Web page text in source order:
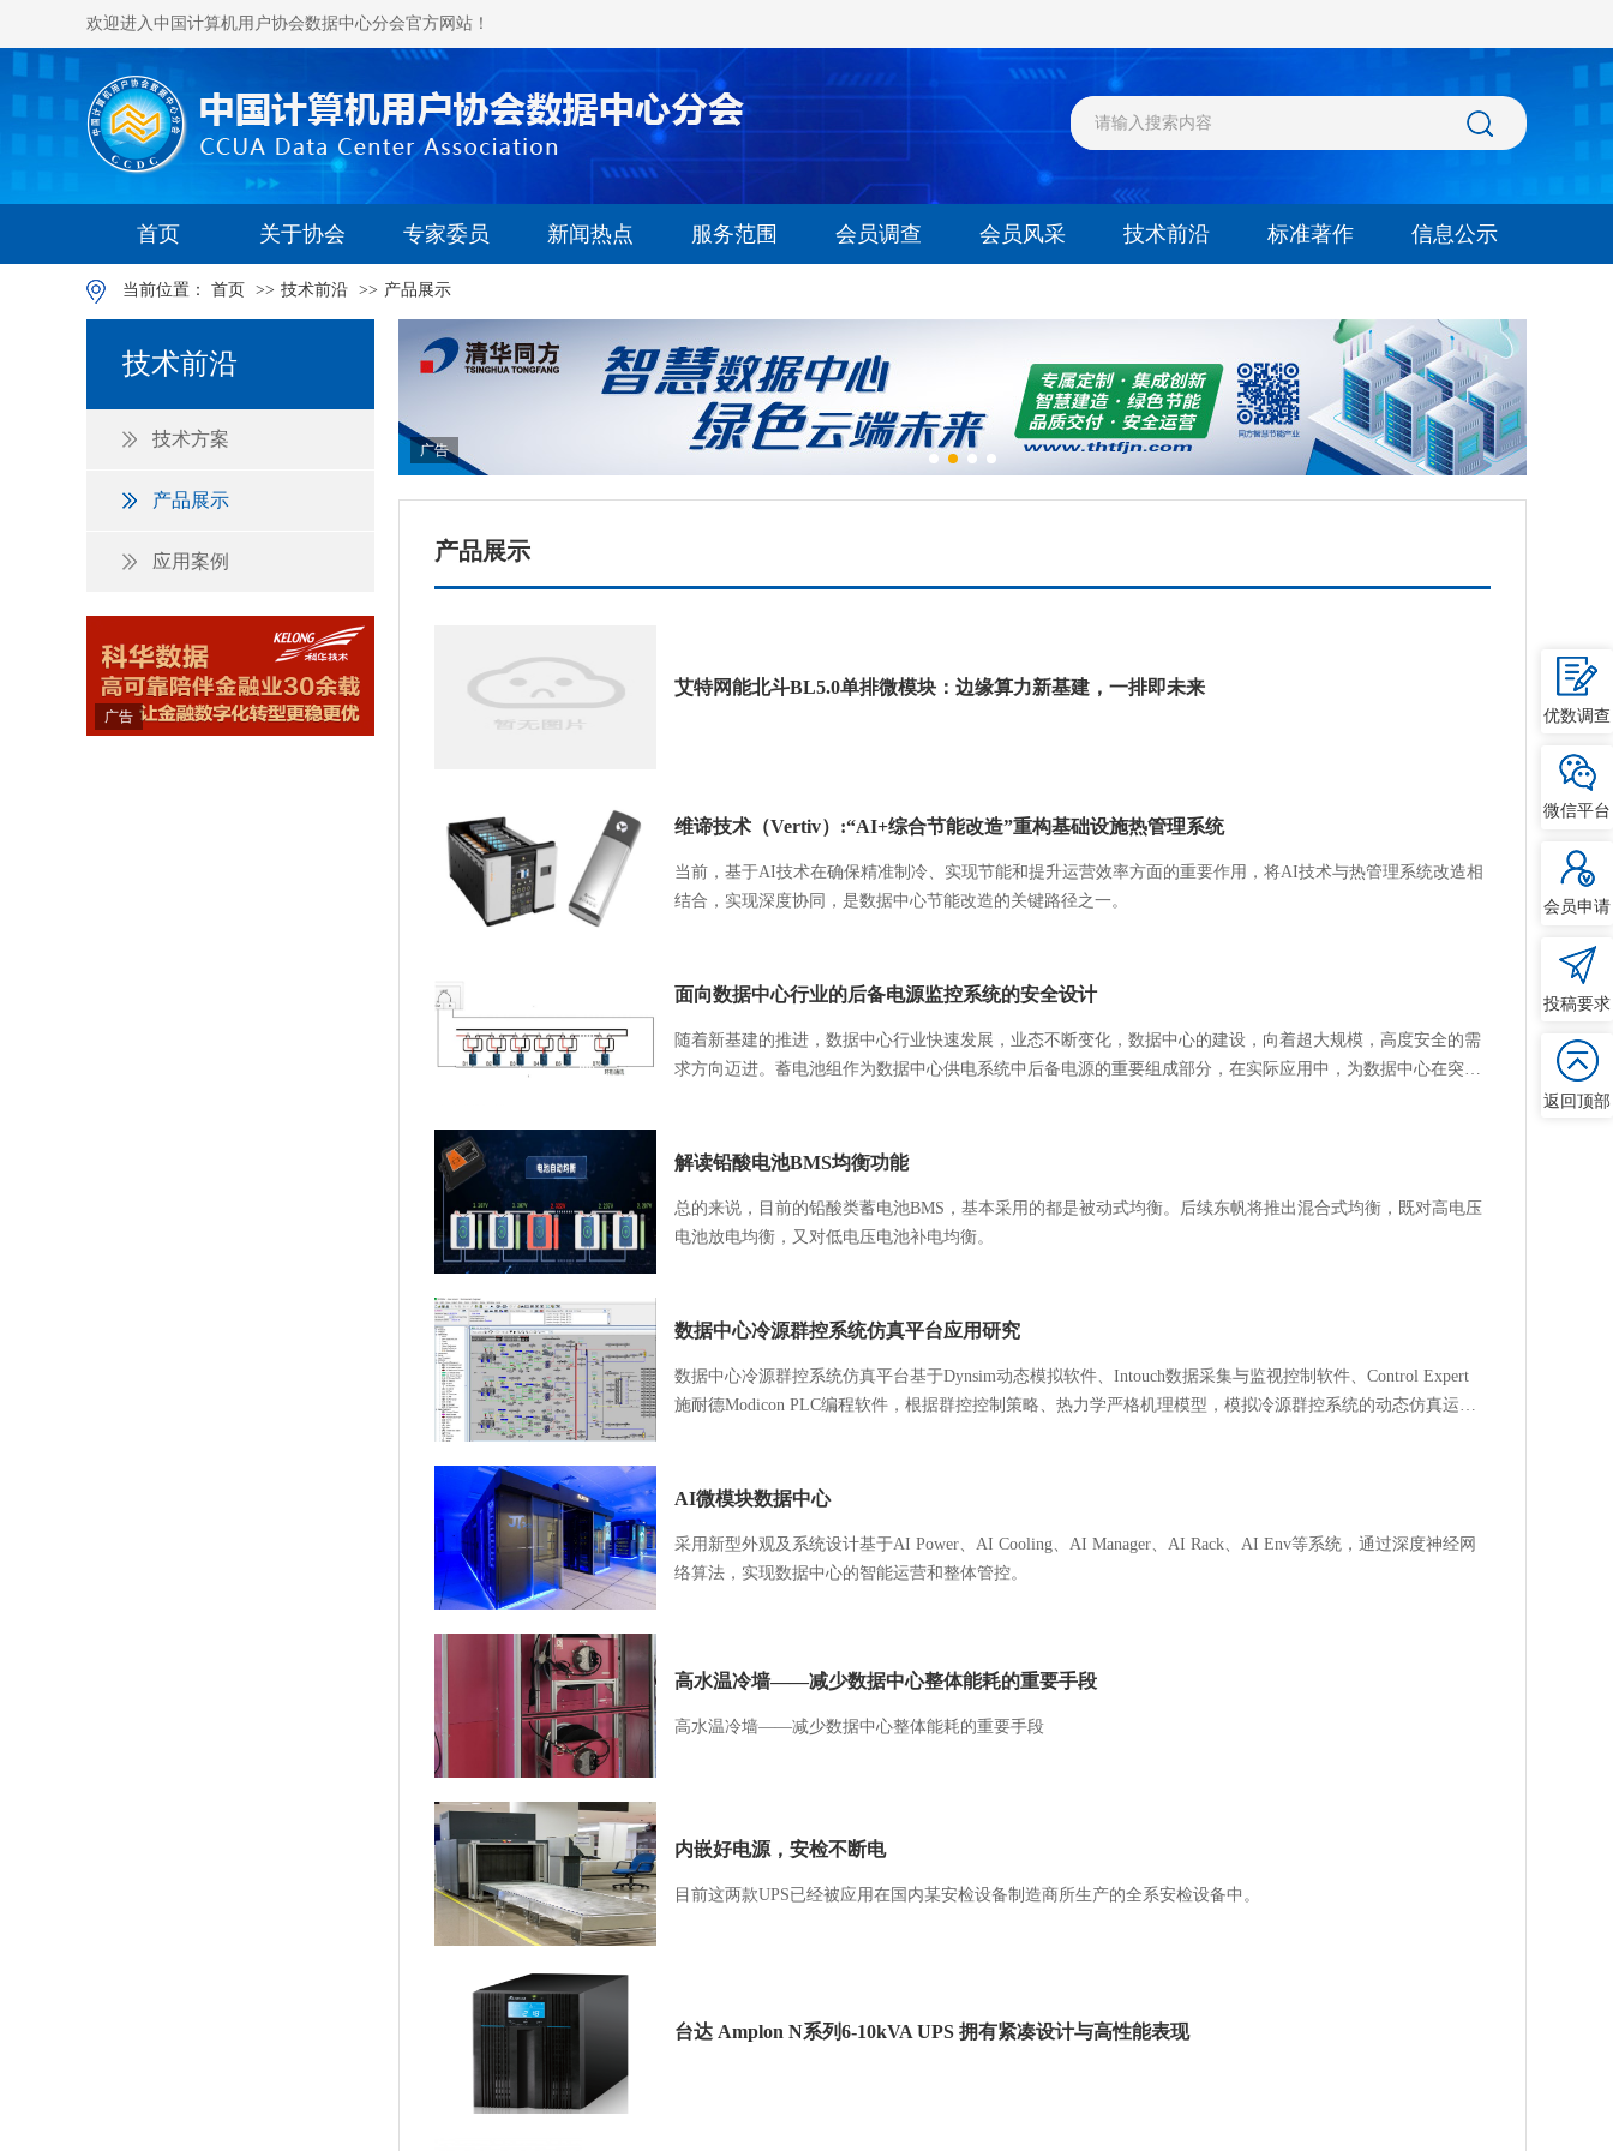
欢迎进入中国计算机用户协会数据中心分会官方网站！
首页 关于协会 专家委员 新闻热点 服务范围 会员调查 会员风采 技术前沿 标准著作 信息公示
当前位置： 首页 >> 技术前沿 >> 产品展示
技术前沿
技术方案
产品展示
应用案例
广告
广告
产品展示
艾特网能北斗BL5.0单排微模块：边缘算力新基建，一排即未来
维谛技术（Vertiv）:“AI+综合节能改造”重构基础设施热管理系统
当前，基于AI技术在确保精准制冷、实现节能和提升运营效率方面的重要作用，将AI技术与热管理系统改造相
结合，实现深度协同，是数据中心节能改造的关键路径之一。
面向数据中心行业的后备电源监控系统的安全设计
随着新基建的推进，数据中心行业快速发展，业态不断变化，数据中心的建设，向着超大规模，高度安全的需
求方向迈进。蓄电池组作为数据中心供电系统中后备电源的重要组成部分，在实际应用中，为数据中心在突发
注。其安全设计要求主要体现在电源安全与通信安全两部分。
解读铅酸电池BMS均衡功能
总的来说，目前的铅酸类蓄电池BMS，基本采用的都是被动式均衡。后续东帆将推出混合式均衡，既对高电压
电池放电均衡，又对低电压电池补电均衡。
数据中心冷源群控系统仿真平台应用研究
数据中心冷源群控系统仿真平台基于Dynsim动态模拟软件、Intouch数据采集与监视控制软件、Control Expert
施耐德Modicon PLC编程软件，根据群控控制策略、热力学严格机理模型，模拟冷源群控系统的动态仿真运
AI微模块数据中心
采用新型外观及系统设计基于AI Power、AI Cooling、AI Manager、AI Rack、AI Env等系统，通过深度神经网
络算法，实现数据中心的智能运营和整体管控。
高水温冷墙——减少数据中心整体能耗的重要手段
高水温冷墙——减少数据中心整体能耗的重要手段
内嵌好电源，安检不断电
目前这两款UPS已经被应用在国内某安检设备制造商所生产的全系安检设备中。
台达 Amplon N系列6-10kVA UPS 拥有紧凑设计与高性能表现
优数调查
微信平台
会员申请
投稿要求
返回顶部